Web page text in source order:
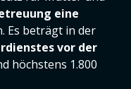
eine
Es beträgt in der
vor der
höchstens 1.800